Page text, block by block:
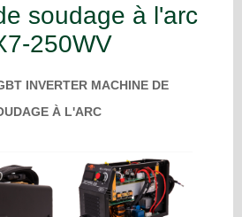
TIG
soudage à l'arc
250WV
INVERTER MACHINE DE
À L'ARC